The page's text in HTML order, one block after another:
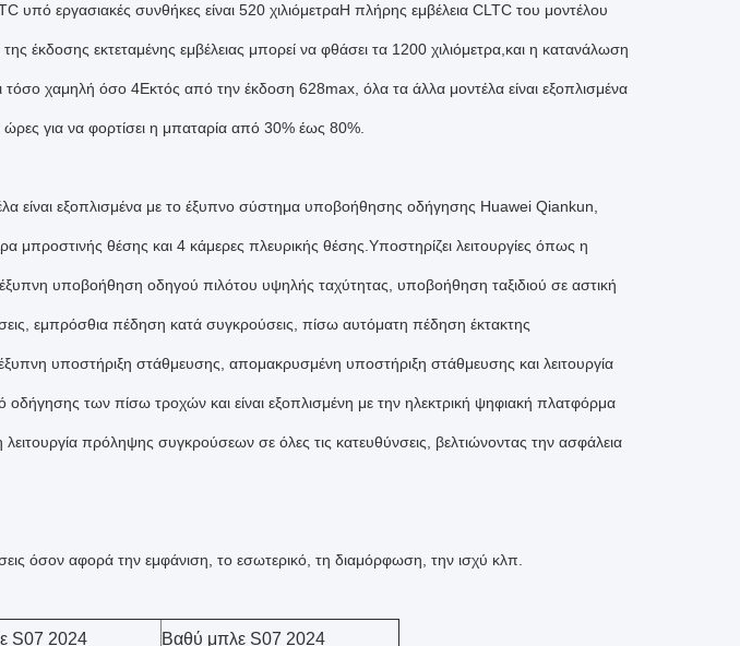
υπό εργασιακές συνθήκες είναι 520 χιλιόμετραΗ πλήρης εμβέλεια CLTC του μοντέλου
έκδοσης εκτεταμένης εμβέλειας μπορεί να φθάσει τα 1200 χιλιόμετρα,και η κατανάλωση
τόσο χαμηλή όσο 4Εκτός από την έκδοση 628max, όλα τα άλλα μοντέλα είναι εξοπλισμένα
για να φορτίσει η μπαταρία από 30% έως 80%.
είναι εξοπλισμένα με το έξυπνο σύστημα υποβοήθησης οδήγησης Huawei Qiankun,
μπροστινής θέσης και 4 κάμερες πλευρικής θέσης.Υποστηρίζει λειτουργίες όπως η
υποβοήθηση οδηγού πιλότου υψηλής ταχύτητας, υποβοήθηση ταξιδιού σε αστική
εμπρόσθια πέδηση κατά συγκρούσεις, πίσω αυτόματη πέδηση έκτακτης
υποστήριξη στάθμευσης, απομακρυσμένη υποστήριξη στάθμευσης και λειτουργία
οδήγησης των πίσω τροχών και είναι εξοπλισμένη με την ηλεκτρική ψηφιακή πλατφόρμα
πρόληψης συγκρούσεων σε όλες τις κατευθύνσεις, βελτιώνοντας την ασφάλεια
όσον αφορά την εμφάνιση, το εσωτερικό, τη διαμόρφωση, την ισχύ κλπ.
S07 2024 Βαθύ μπλε S07 2024